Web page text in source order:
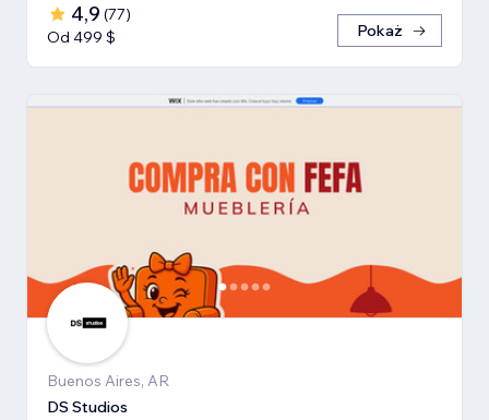
4,9 (77)
Od 499 $
Pokaż
Buenos Aires, AR
DS Studios